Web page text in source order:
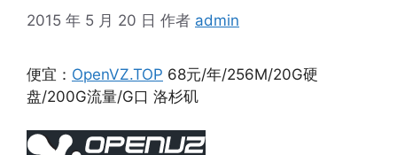
2015 年 5 月 20 日 作者 admin
便宜： OpenVZ.TOP 68元/年/256M/20G硬
盘/200G流量/G口 洛杉矶